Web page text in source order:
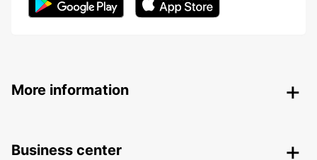
More information
Business center